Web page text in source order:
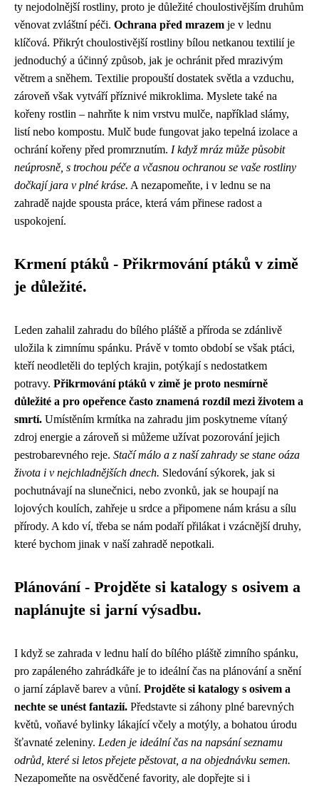
ty nejodolnější rostliny, proto je důležité choulostivějším druhům
věnovat zvláštní péči. Ochrana před mrazem je v lednu
klíčová. Přikrýt choulostivější rostliny bílou netkanou textilií je
jednoduchý a účinný způsob, jak je ochránit před mrazivým
větrem a sněhem. Textilie propouští dostatek světla a vzduchu,
zároveň však vytváří příznivé mikroklima. Myslete také na
kořeny rostlin – nahrňte k nim vrstvu mulče, například slámy,
listí nebo kompostu. Mulč bude fungovat jako tepelná izolace a
ochrání kořeny před promrznutím. I když mráz může působit
neúprosně, s trochou péče a včasnou ochranou se vaše rostliny
dočkají jara v plné kráse. A nezapomeňte, i v lednu se na
zahradě najde spousta práce, která vám přinese radost a
uspokojení.
Krmení ptáků - Přikrmování ptáků v zimě
je důležité.
Leden zahalil zahradu do bílého pláště a příroda se zdánlivě
uložila k zimnímu spánku. Právě v tomto období se však ptáci,
kteří neodletěli do teplých krajin, potýkají s nedostatkem
potravy. Přikrmování ptáků v zimě je proto nesmírně
důležité a pro opeřence často znamená rozdíl mezi životem a
smrtí. Umístěním krmítka na zahradu jim poskytneme vítaný
zdroj energie a zároveň si můžeme užívat pozorování jejich
pestrobarevného reje. Stačí málo a z naší zahrady se stane oáza
života i v nejchladnějších dnech. Sledování sýkorek, jak si
pochutnávají na slunečnici, nebo zvonků, jak se houpají na
lojových koulích, zahřeje u srdce a připomene nám krásu a sílu
přírody. A kdo ví, třeba se nám podaří přilákat i vzácnější druhy,
které bychom jinak v naší zahradě nepotkali.
Plánování - Projděte si katalogy s osivem a
naplánujte si jarní výsadbu.
I když se zahrada v lednu halí do bílého pláště zimního spánku,
pro zapáleného zahrádkáře je to ideální čas na plánování a snění
o jarní záplavě barev a vůní. Projděte si katalogy s osivem a
nechte se unést fantazií. Představte si záhony plné barevných
květů, voňavé bylinky lákající včely a motýly, a bohatou úrodu
šťavnaté zeleniny. Leden je ideální čas na napsání seznamu
odrůd, které si letos přejete pěstovat, a na objednávku semen.
Nezapomeňte na osvědčené favority, ale dopřejte si i